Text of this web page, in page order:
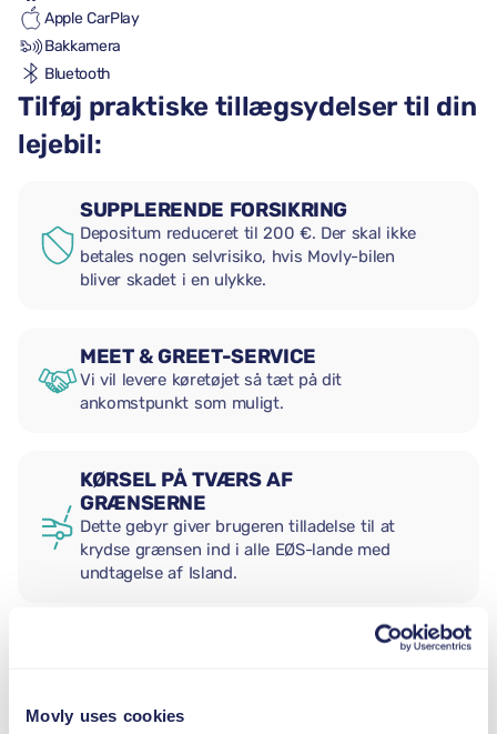
Movly uses cookies
Apple CarPlay
Bakkamera
Bluetooth
Tilføj praktiske tillægsydelser til din
lejebil:
SUPPLERENDE FORSIKRING
Depositum reduceret til 200 €. Der skal ikke
betales nogen selvrisiko, hvis Movly-bilen
bliver skadet i en ulykke.
MEET & GREET-SERVICE
Vi vil levere køretøjet så tæt på dit
ankomstpunkt som muligt.
KØRSEL PÅ TVÆRS AF
GRÆNSERNE
Dette gebyr giver brugeren tilladelse til at
krydse grænsen ind i alle EØS-lande med
undtagelse af Island.